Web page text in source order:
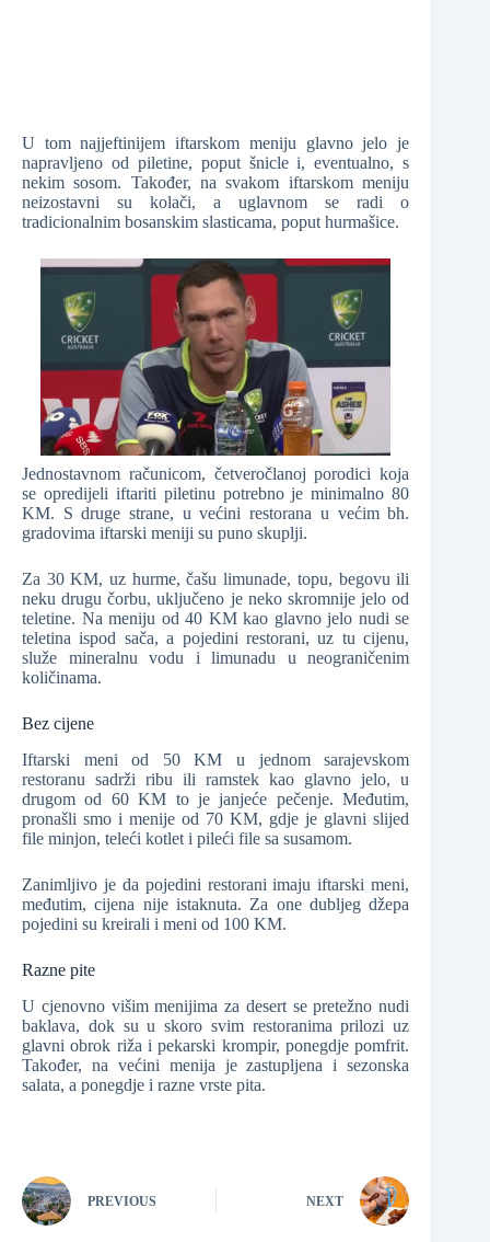
U tom najjeftinijem iftarskom meniju glavno jelo je
napravljeno od piletine, poput šnicle i, eventualno, s
nekim sosom. Također, na svakom iftarskom meniju
neizostavni su kolači, a uglavnom se radi o
tradicionalnim bosanskim slasticama, poput hurmašice.
Jednostavnom računicom, četveročlanoj porodici koja
se opredijeli iftariti piletinu potrebno je minimalno 80
KM. S druge strane, u većini restorana u većim bh.
gradovima iftarski meniji su puno skuplji.
Za 30 KM, uz hurme, čašu limunade, topu, begovu ili
neku drugu čorbu, uključeno je neko skromnije jelo od
teletine. Na meniju od 40 KM kao glavno jelo nudi se
teletina ispod sača, a pojedini restorani, uz tu cijenu,
služe mineralnu vodu i limunadu u neograničenim
količinama.
Bez cijene
Iftarski meni od 50 KM u jednom sarajevskom
restoranu sadrži ribu ili ramstek kao glavno jelo, u
drugom od 60 KM to je janjeće pečenje. Međutim,
pronašli smo i menije od 70 KM, gdje je glavni slijed
file minjon, teleći kotlet i pileći file sa susamom.
Zanimljivo je da pojedini restorani imaju iftarski meni,
međutim, cijena nije istaknuta. Za one dubljeg džepa
pojedini su kreirali i meni od 100 KM.
Razne pite
U cjenovno višim menijima za desert se pretežno nudi
baklava, dok su u skoro svim restoranima prilozi uz
glavni obrok riža i pekarski krompir, ponegdje pomfrit.
Također, na većini menija je zastupljena i sezonska
salata, a ponegdje i razne vrste pita.
PREVIOUS NEXT